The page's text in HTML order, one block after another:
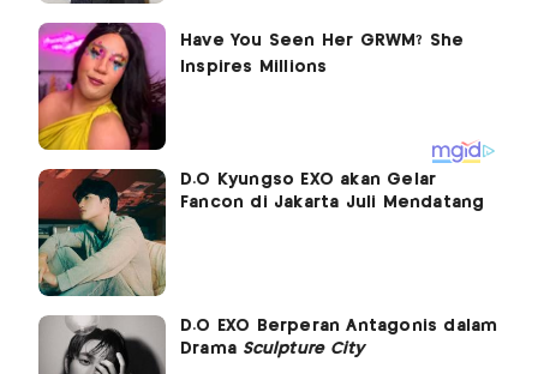
D.O Kyungso EXO akan Gelar
Fancon di Jakarta Juli Mendatang
D.O EXO Berperan Antagonis dalam
Drama Sculpture City